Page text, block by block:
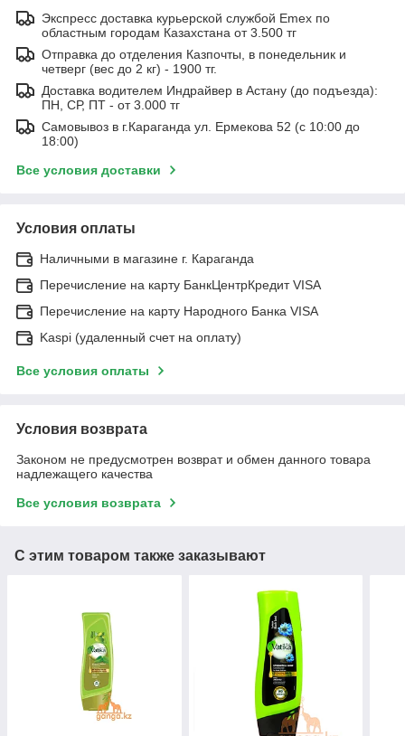
Экспресс доставка курьерской службой Emex по
областным городам Казахстана от 3.500 тг
Отправка до отделения Казпочты, в понедельник и
четверг (вес до 2 кг) - 1900 тг.
Доставка водителем Индрайвер в Астану (до подъезда):
ПН, СР, ПТ - от 3.000 тг
Самовывоз в г.Караганда ул. Ермекова 52 (с 10:00 до
18:00)
Все условия доставки
Условия оплаты
Наличными в магазине г. Караганда
Перечисление на карту БанкЦентрКредит VISA
Перечисление на карту Народного Банка VISA
Kaspi (удаленный счет на оплату)
Все условия оплаты
Условия возврата
Законом не предусмотрен возврат и обмен данного товара
надлежащего качества
Все условия возврата
С этим товаром также заказывают